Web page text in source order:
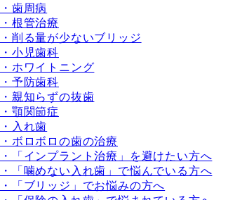
・歯周病
・根管治療
・削る量が少ないブリッジ
・小児歯科
・ホワイトニング
・予防歯科
・親知らずの抜歯
・顎関節症
・入れ歯
・ボロボロの歯の治療
・「インプラント治療」を避けたい方へ
・「噛めない入れ歯」で悩んでいる方へ
・「ブリッジ」でお悩みの方へ